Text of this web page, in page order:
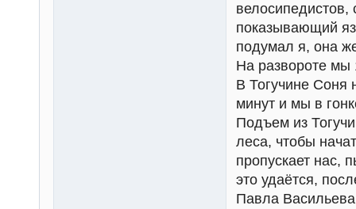
показывающий
подумал я, она
На развороте мы
В Тогучине Соня
минут и мы в
Подъем из
леса, чтобы
пропускает нас,
это удаётся,
Павла